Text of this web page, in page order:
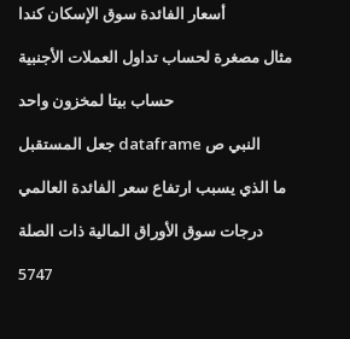
أسعار الفائدة سوق الإسكان كندا
مثال مصغرة لحساب تداول العملات الأجنبية
حساب بيتا لمخزون واحد
جعل المستقبل dataframe النبي ص
ما الذي يسبب ارتفاع سعر الفائدة العالمي
درجات سوق الأوراق المالية ذات الصلة
5747